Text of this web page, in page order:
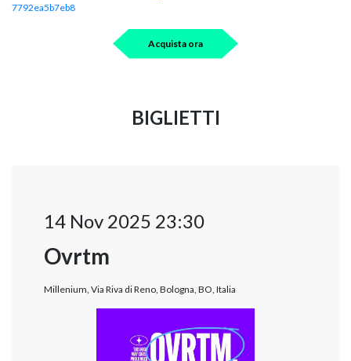
7792ea5b7eb8
Acquista ora
BIGLIETTI
14 Nov 2025 23:30
Ovrtm
Millenium, Via Riva di Reno, Bologna, BO, Italia